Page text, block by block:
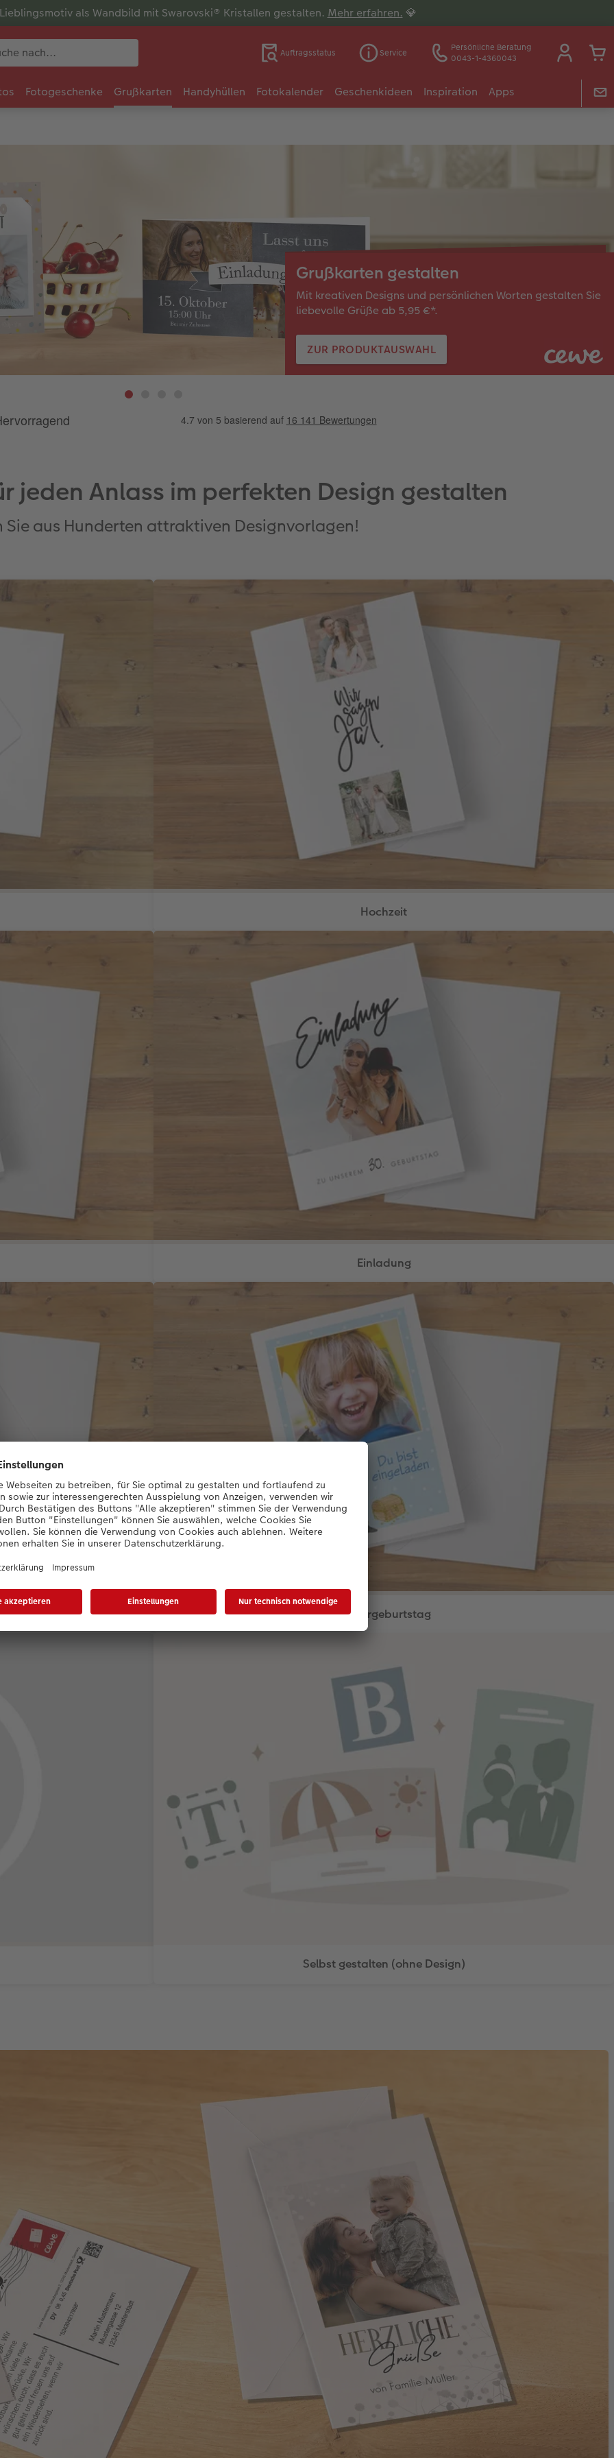
als Wandbild mit Swarovski® Kristallen gestalten. Mehr erfahren. 💎
Auftragsstatus Service
Persönliche Beratung
0043-1-4360043
Fotogeschenke Grußkarten Handyhüllen Fotokalender Geschenkideen Inspiration Apps
Grußkarten gestalten
Mit kreativen Designs und persönlichen Worten gestalten Sie
liebevolle Grüße ab 5,95 €*.
ZUR PRODUKTAUSWAHL
jeden Anlass im perfekten Design gestalten
Sie aus Hunderten attraktiven Designvorlagen!
Hochzeit
Einladung
Kindergeburtstag
Selbst gestalten (ohne Design)